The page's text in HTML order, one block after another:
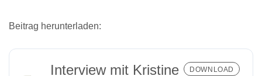
Beitrag herunterladen:
Interview mit Kristine
DOWNLOAD